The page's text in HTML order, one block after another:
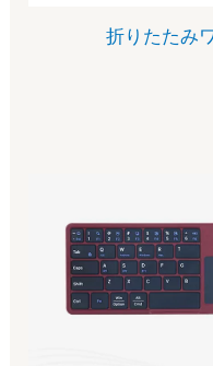
折りたたみ